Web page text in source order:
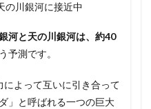
の川銀河に接近中
河と天の川銀河は、約40
予測です。
よって互いに引き合って
」と呼ばれる一つの巨大